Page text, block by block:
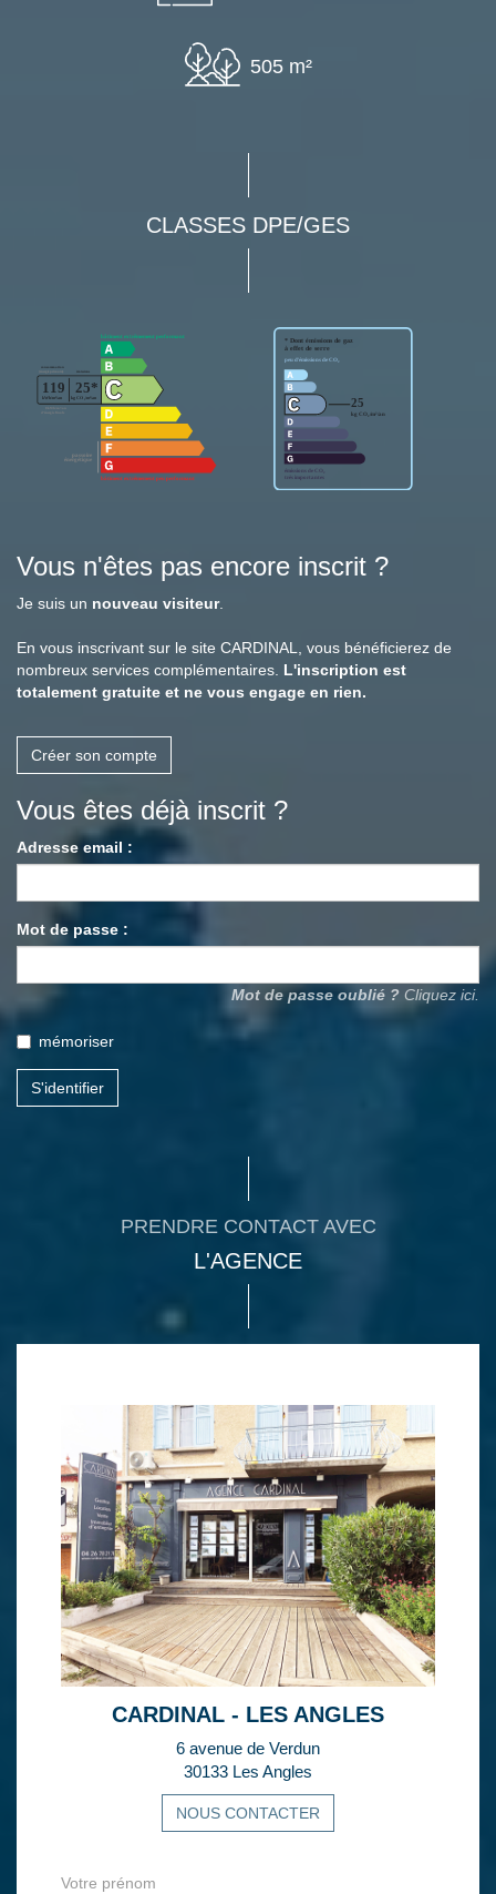
505 m²
CLASSES DPE/GES
Vous n'êtes pas encore inscrit ?
Je suis un nouveau visiteur.
En vous inscrivant sur le site CARDINAL, vous bénéficierez de
nombreux services complémentaires. L'inscription est
totalement gratuite et ne vous engage en rien.
Créer son compte
Vous êtes déjà inscrit ?
Adresse email :
Mot de passe :
Mot de passe oublié ? Cliquez ici.
mémoriser
S'identifier
PRENDRE CONTACT AVEC
L'AGENCE
CARDINAL - LES ANGLES
6 avenue de Verdun
30133 Les Angles
NOUS CONTACTER